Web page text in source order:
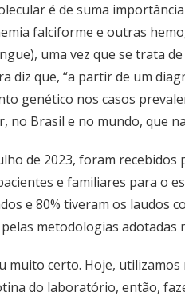
é de suma
falciforme e outras
uma vez que se trata
diz que, “a partir de um
genético nos casos
no Brasil e no mundo, que
de 2023, foram
e familiares para o
e 80% tiveram os laudos
metodologias adotadas
muito certo. Hoje,
do laboratório, então,